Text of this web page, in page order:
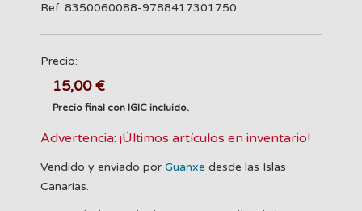
Ref: 8350060088-9788417301750
Precio:
15,00 €
Precio final con IGIC incluido.
Advertencia: ¡Últimos artículos en inventario!
Vendido y enviado por Guanxe desde las Islas
Canarias.